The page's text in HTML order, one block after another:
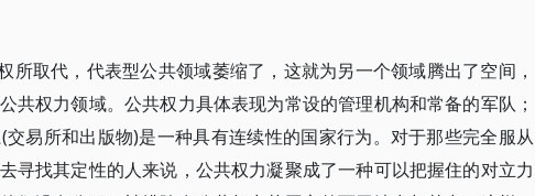
所取代，代表型公共领域萎缩了，这就为另一个领域腾出了空间，
共权力领域。公共权力具体表现为常设的管理机构和常备的军队；
易所和出版物)是一种具有连续性的国家行为。对于那些完全服从
寻找其定性的人来说，公共权力凝聚成了一种可以把握住的对立力